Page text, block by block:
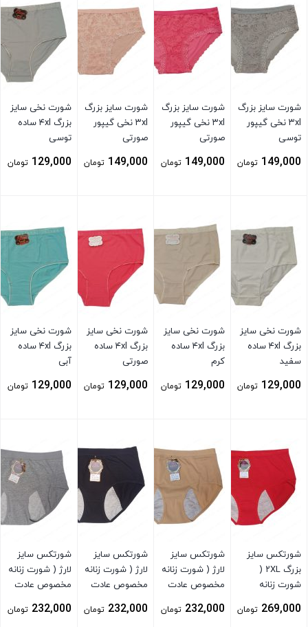
شورت سایز بزرگ
۳xl نخی گیپور
توسی
149,000 تومان
شورت سایز بزرگ
۳xl نخی گیپور
صورتی
149,000 تومان
شورت سایز بزرگ
۳xl نخی گیپور
صورتی
149,000 تومان
شورت نخی سایز
بزرگ ۴xl ساده
توسی
129,000 تومان
شورت نخی سایز
بزرگ ۴xl ساده
سفید
129,000 تومان
شورت نخی سایز
بزرگ ۴xl ساده
کرم
129,000 تومان
شورت نخی سایز
بزرگ ۴xl ساده
صورتی
129,000 تومان
شورت نخی سایز
بزرگ ۴xl ساده
آبی
129,000 تومان
شورتکس سایز
بزرگ ۲XL (
شورت زنانه
ماهیانه ) قرمز
269,000 تومان
شورتکس سایز
لارژ ( شورت زنانه
مخصوص عادت
232,000 تومان
شورتکس سایز
لارژ ( شورت زنانه
مخصوص عادت
232,000 تومان
شورتکس سایز
لارژ ( شورت زنانه
مخصوص عادت
232,000 تومان